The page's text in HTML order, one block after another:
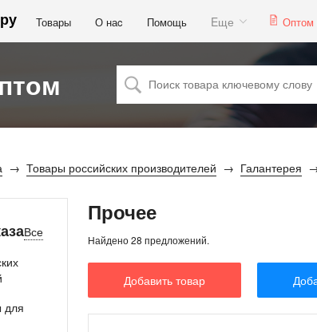
Товары О наc Помощь Eще Оптом
Товары российских производителей Галантерея
Все
для
Прочее
Найдено 28 предложений.
Добавить товар